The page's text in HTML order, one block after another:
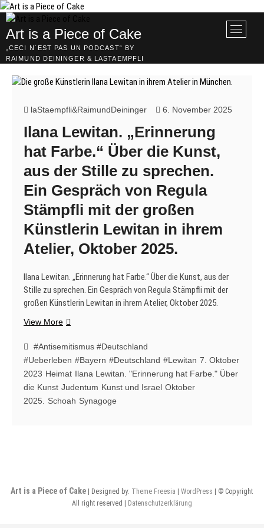
Skip
to
content
Art is a Piece of Cake
„CECI N´EST PAS UN PODCAST“ BY
RAIMUND DEININGER & LASTAEMPFLI
M
e
u
B
t
laStaempfli&RaimundDeininger 6. November 2025
Ilana Lewitan. „Erinnerung
hat Farbe.“ Über die Kunst,
aus der Stille zu sprechen.
Ein Gespräch von Regula
Stämpfli mit der großen
Künstlerin Lewitan in ihrem
Atelier, Oktober 2025.
Ilana Lewitan. „Erinnerung hat Farbe.“ Über die Kunst, aus der
Stille zu sprechen. Ein Gespräch von Regula Stämpfli mit der
großen Künstlerin Lewitan in ihrem Atelier, Oktober 2025.
View MoreIlana
„Erinnerung
hat
Farbe.“
Über
Kunst,
Gespräch
von
#Antisemitismus #Deutschland
#Ueberleben #Bayern #Deutschland #Lewitan 7. Oktober
2023 Heimat Ilana Lewitan. "Erinnerung hat Farbe." Über
die Kunst Judentum Kunst und Israel Oktober
2025.
Schoah Synagoge
Art is a Piece of Cake | Designed by: Theme Freesia |WordPress
| © Copyright
All right reserved |
Datenschutzerklärung